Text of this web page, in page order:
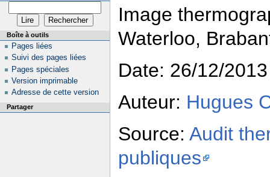
Image
Waterloo,
Date: 26/12/2013
Auteur: Hugues
Source: Audit
publiques
Boîte à outils
Pages liées
Suivi des pages liées
Pages spéciales
Version imprimable
Adresse de cette version
Partager